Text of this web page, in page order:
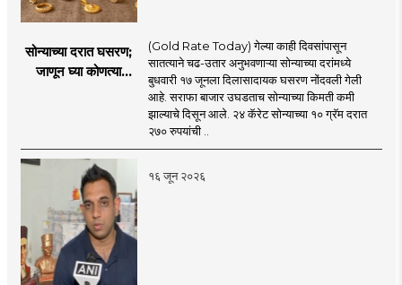
सोन्याच्या दरात घसरण;
जाणून घ्या कोणत्या
(Gold Rate Today) गेल्या काही दिवसांपासून
सातत्याने चढ-उतार अनुभवणाऱ्या सोन्याच्या दरांमध्ये
बुधवारी १७ जूनला दिलासादायक घसरण नोंदवली गेली
आहे. सराफा बाजार उघडताच सोन्याच्या किमती कमी
झाल्याचे दिसून आले. २४ कॅरेट सोन्याच्या १० ग्रॅम दरात
२७० रुपयांची ..
१६ जून २०२६